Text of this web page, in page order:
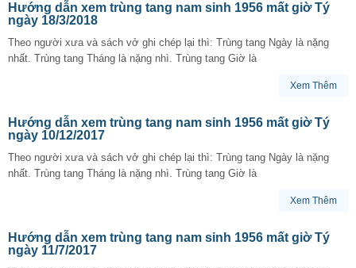
Hướng dẫn xem trùng tang nam sinh 1956 mất giờ Tý
ngày 18/3/2018
Theo người xưa và sách vở ghi chép lại thì: Trùng tang Ngày là nặng
nhất. Trùng tang Tháng là nặng nhì. Trùng tang Giờ là
Xem Thêm
Hướng dẫn xem trùng tang nam sinh 1956 mất giờ Tý
ngày 10/12/2017
Theo người xưa và sách vở ghi chép lại thì: Trùng tang Ngày là nặng
nhất. Trùng tang Tháng là nặng nhì. Trùng tang Giờ là
Xem Thêm
Hướng dẫn xem trùng tang nam sinh 1956 mất giờ Tý
ngày 11/7/2017